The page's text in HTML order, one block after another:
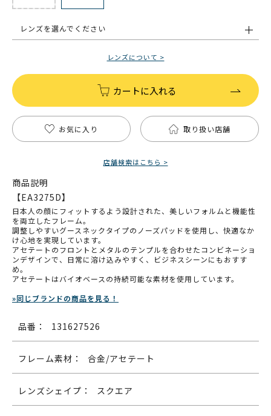
レンズを選んでください
レンズについて >
カートに入れる
お気に入り 取り扱い店舗
店舗検索はこちら >
商品説明
【EA3275D】
日本人の顔にフィットするよう設計された、美しいフォルムと機能性
を両立したフレーム。
調整しやすいグースネックタイプのノーズパッドを使用し、快適なか
け心地を実現しています。
アセテートのフロントとメタルのテンプルを合わせたコンビネーショ
ンデザインで、日常に溶け込みやすく、ビジネスシーンにもおすす
め。
アセテートはバイオベースの持続可能な素材を使用しています。
»同じブランドの商品を見る！
品番： 131627526
フレーム素材： 合金/アセテート
レンズシェイプ： スクエア